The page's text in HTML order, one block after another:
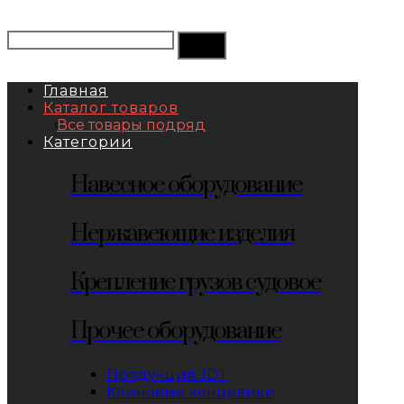
Главная
Каталог товаров
Все товары подряд
Категории
Навесное оборудование
Нержавеющие изделия
Крепление грузов судовое
Прочее оборудование
Продукция JDT
Клиновые концевики